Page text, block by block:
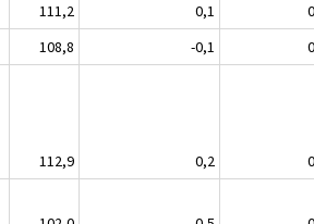
111,2 0,1
108,8 -0,1
112,9 0,2